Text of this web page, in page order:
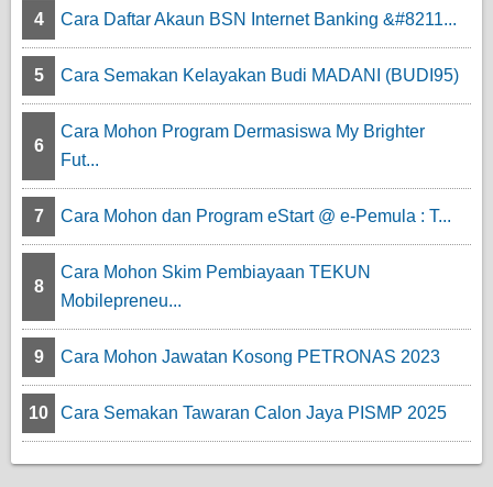
4 Cara Daftar Akaun BSN Internet Banking &#8211...
5 Cara Semakan Kelayakan Budi MADANI (BUDI95)
6
Cara Mohon Program Dermasiswa My Brighter
Fut...
7 Cara Mohon dan Program eStart @ e-Pemula : T...
8
Cara Mohon Skim Pembiayaan TEKUN
Mobilepreneu...
9 Cara Mohon Jawatan Kosong PETRONAS 2023
10 Cara Semakan Tawaran Calon Jaya PISMP 2025